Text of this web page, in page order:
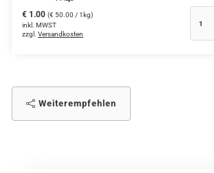
€ 1.00 (€ 50.00 / 1kg)
inkl. MWST
zzgl. Versandkosten
Weiterempfehlen